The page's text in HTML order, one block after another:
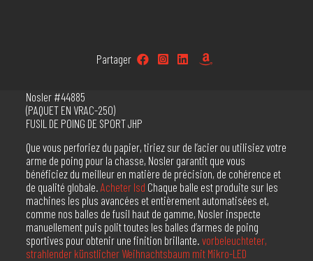
Partager
Nosler #44885
(PAQUET EN VRAC-250)
FUSIL DE POING DE SPORT JHP
Que vous perforiez du papier, tiriez sur de l’acier ou utilisiez votre
arme de poing pour la chasse, Nosler garantit que vous
bénéficiez du meilleur en matière de précision, de cohérence et
de qualité globale. Acheter lsd Chaque balle est produite sur les
machines les plus avancées et entièrement automatisées et,
comme nos balles de fusil haut de gamme, Nosler inspecte
manuellement puis polit toutes les balles d’armes de poing
sportives pour obtenir une finition brillante. vorbeleuchteter,
strahlender künstlicher Weihnachtsbaum mit Mikro-LED